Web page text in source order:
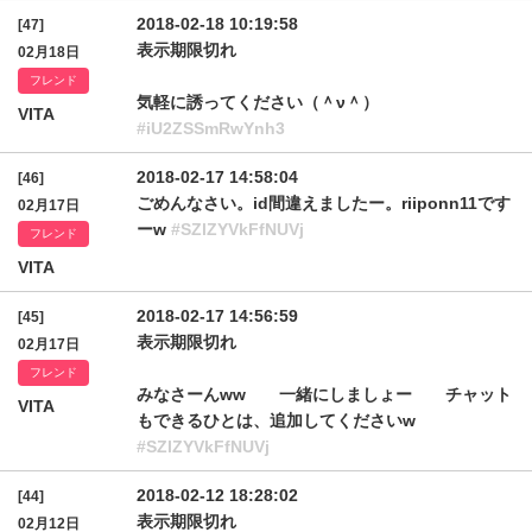
[47]
02月18日
フレンド
VITA
2018-02-18 10:19:58
表示期限切れ
気軽に誘ってください（＾ν＾）
#iU2ZSSmRwYnh3
[46]
02月17日
フレンド
VITA
2018-02-17 14:58:04
ごめんなさい。id間違えましたー。riiponn11です
ーw #SZlZYVkFfNUVj
[45]
02月17日
フレンド
VITA
2018-02-17 14:56:59
表示期限切れ
みなさーんww 一緒にしましょー チャット
もできるひとは、追加してくださいw
#SZlZYVkFfNUVj
[44]
02月12日
2018-02-12 18:28:02
表示期限切れ